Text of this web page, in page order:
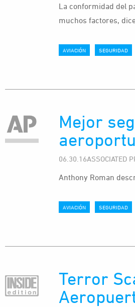
La conformidad del
muchos factores,
AVIACIÓN SEGURIDAD
Mejor
06.30.16ASSOCIATED
Anthony Roman
AVIACIÓN SEGURIDAD
Terror